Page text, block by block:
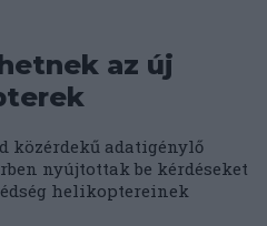
az új
közérdekű adatigénylő
nyújtottak be kérdéseket
helikoptereinek